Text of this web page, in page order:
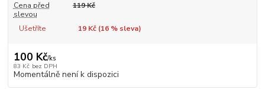
Cena před
slevou
119 Kč
Ušetříte 19 Kč (16% sleva)
100 Kč/ks
83 Kč bez DPH
Momentálně není k dispozici